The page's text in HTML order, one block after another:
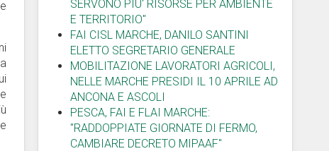
SERVONO PIU' RISORSE PER AMBIENTE
E TERRITORIO"
FAI CISL MARCHE, DANILO SANTINI
ELETTO SEGRETARIO GENERALE
MOBILITAZIONE LAVORATORI AGRICOLI,
NELLE MARCHE PRESIDI IL 10 APRILE AD
ANCONA E ASCOLI
PESCA, FAI E FLAI MARCHE:
"RADDOPPIATE GIORNATE DI FERMO,
CAMBIARE DECRETO MIPAAF"